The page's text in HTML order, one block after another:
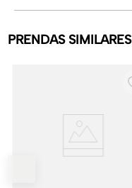
PRENDAS SIMILARES